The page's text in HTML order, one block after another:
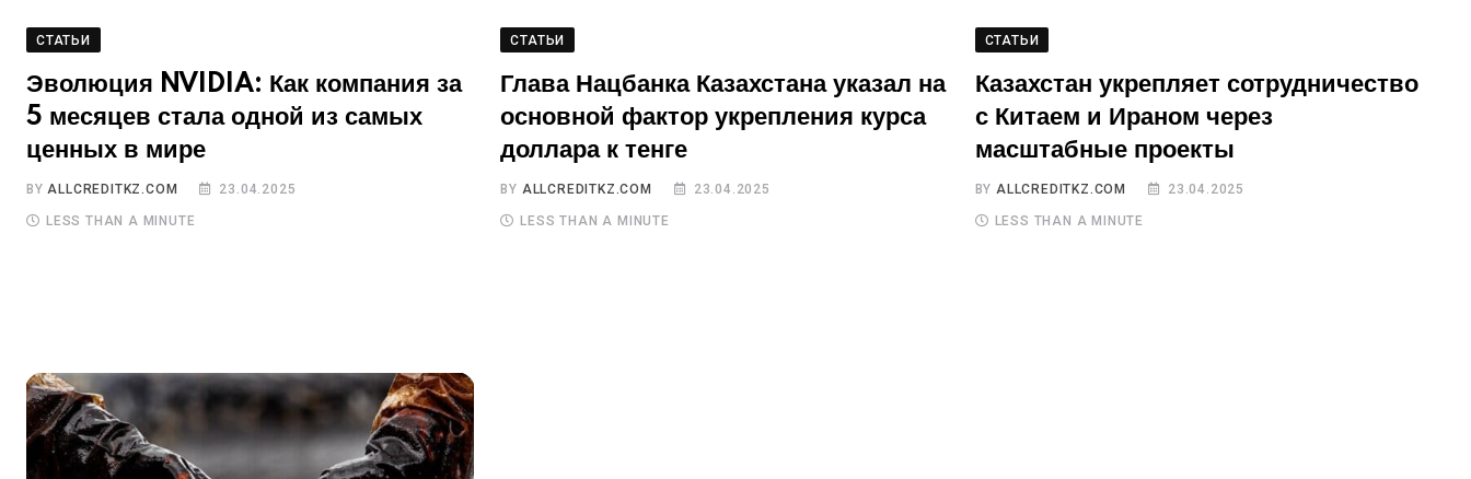
СТАТЬИ
Эволюция NVIDIA: Как компания за
5 месяцев стала одной из самых
ценных в мире
BYALLCREDITKZ.COM 23.04.2025
LESS THAN A MINUTE
СТАТЬИ
Глава Нацбанка Казахстана указал на
основной фактор укрепления курса
доллара к тенге
BY ALLCREDITKZ.COM 23.04.2025
LESS THAN A MINUTE
СТАТЬИ
Казахстан укрепляет сотрудничество
с Китаем и Ираном через
масштабные проекты
BYALLCREDITKZ.COM 23.04.2025
LESS THAN A MINUTE